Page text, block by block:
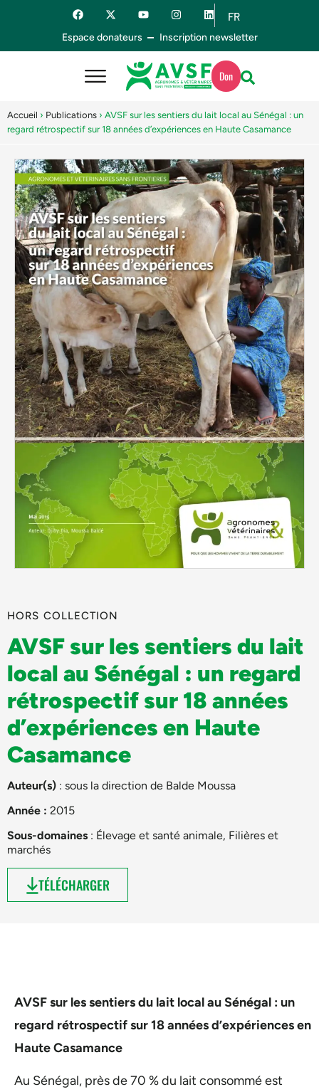
FR
ES
Espace donateurs Inscription newsletter
Don
Accueil › Publications › AVSF sur les sentiers du lait local au Sénégal : un
regard rétrospectif sur 18 années d’expériences en Haute Casamance
HORS COLLECTION
AVSF sur les sentiers du lait
local au Sénégal : un regard
rétrospectif sur 18 années
d’expériences en Haute
Casamance
Auteur(s) : sous la direction de Balde Moussa
Année : 2015
Sous-domaines : Élevage et santé animale, Filières et
marchés
TÉLÉCHARGER
AVSF sur les sentiers du lait local au Sénégal : un
regard rétrospectif sur 18 années d’expériences en
Haute Casamance
Au Sénégal, près de 70 % du lait consommé est